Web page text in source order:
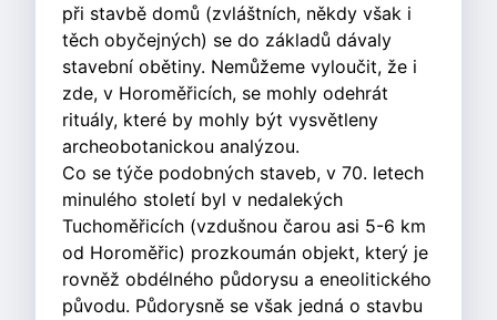
při stavbě domů (zvláštních, někdy však i
těch obyčejných) se do základů dávaly
stavební obětiny. Nemůžeme vyloučit, že i
zde, v Horoměřicích, se mohly odehrát
rituály, které by mohly být vysvětleny
archeobotanickou analýzou.
Co se týče podobných staveb, v 70. letech
minulého století byl v nedalekých
Tuchoměřicích (vzdušnou čarou asi 5-6 km
od Horoměřic) prozkoumán objekt, který je
rovněž obdélného půdorysu a eneolitického
původu. Půdorysně se však jedná o stavbu